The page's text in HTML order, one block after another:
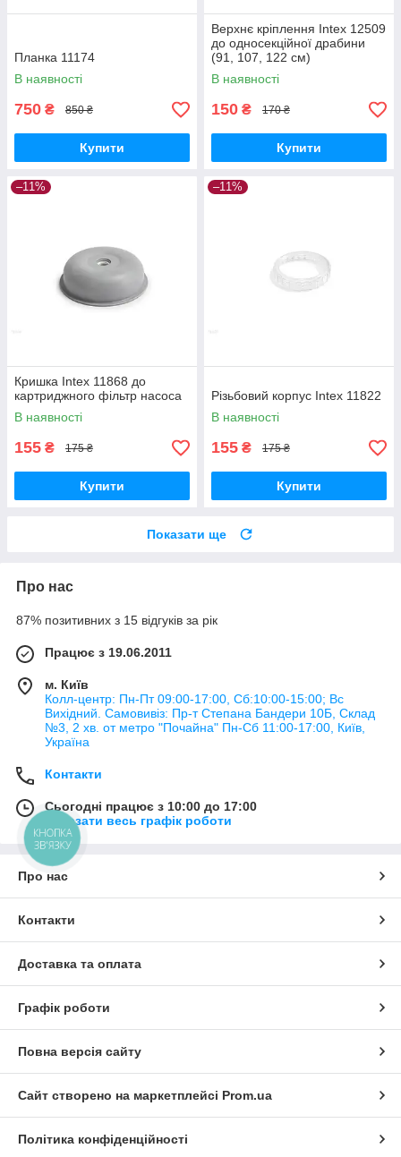
Планка 11174
В наявності
750 ₴ 850 ₴
Купити
Верхнє кріплення Intex 12509
до односекційної драбини
(91, 107, 122 см)
В наявності
150 ₴ 170 ₴
Купити
–11%
Кришка Intex 11868 до
картриджного фільтр насоса
В наявності
155 ₴ 175 ₴
Купити
–11%
Різьбовий корпус Intex 11822
В наявності
155 ₴ 175 ₴
Купити
Показати ще
Про нас
87% позитивних з 15 відгуків за рік
Працює з 19.06.2011
м. Київ
Колл-центр: Пн-Пт 09:00-17:00, Сб:10:00-15:00; Вс
Вихідний. Самовивіз: Пр-т Степана Бандери 10Б, Склад
№3, 2 хв. от метро "Почайна" Пн-Cб 11:00-17:00, Київ,
Україна
Контакти
Сьогодні працює з 10:00 до 17:00
Показати весь графік роботи
Про нас
Контакти
Доставка та оплата
Графік роботи
Повна версія сайту
Сайт створено на маркетплейсі Prom.ua
Політика конфіденційності
КНОПКА
ЗВ'ЯЗКУ